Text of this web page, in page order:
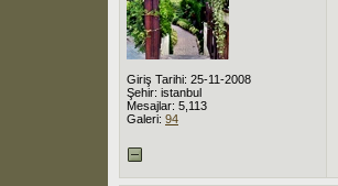
Giriş Tarihi: 25-11-2008
Şehir: istanbul
Mesajlar: 5,113
Galeri: 94